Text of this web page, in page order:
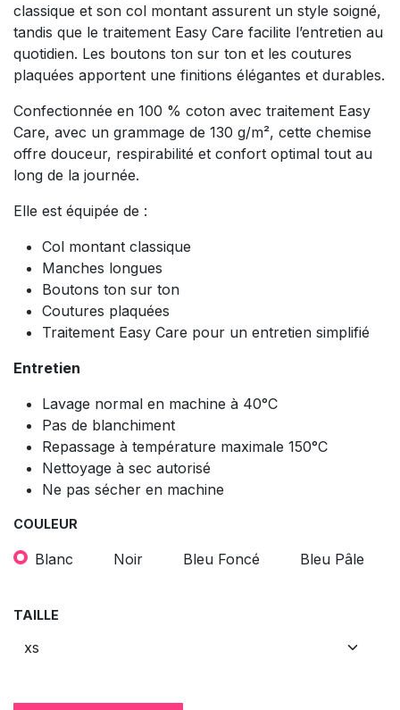
classique et son col montant assurent un style soigné,
tandis que le traitement Easy Care facilite l’entretien au
quotidien. Les boutons ton sur ton et les coutures
plaquées apportent une finitions élégantes et durables.
Confectionnée en 100 % coton avec traitement Easy
Care, avec un grammage de 130 g/m², cette chemise
offre douceur, respirabilité et confort optimal tout au
long de la journée.
Elle est équipée de :
Col montant classique
Manches longues
Boutons ton sur ton
Coutures plaquées
Traitement Easy Care pour un entretien simplifié
Entretien
Lavage normal en machine à 40°C
Pas de blanchiment
Repassage à température maximale 150°C
Nettoyage à sec autorisé
Ne pas sécher en machine
COULEUR
Blanc Noir Bleu Foncé Bleu Pâle
TAILLE